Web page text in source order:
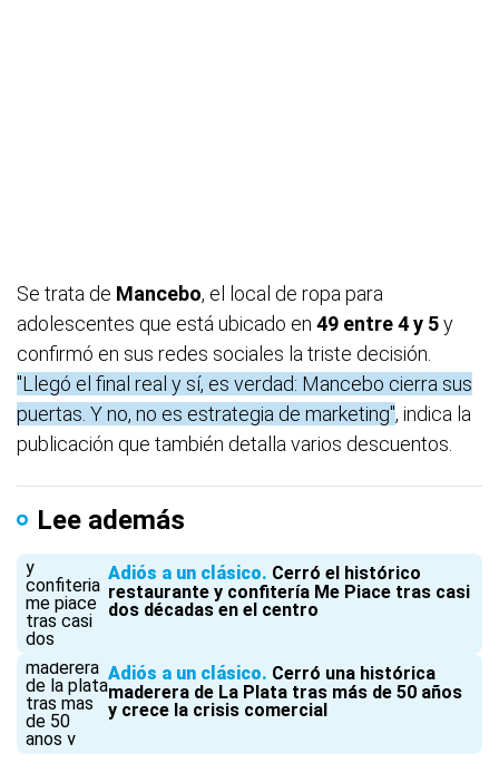
Se trata de Mancebo, el local de ropa para
adolescentes que está ubicado en 49 entre 4 y 5y
confirmó en sus redes sociales la triste decisión.
"Llegó el final real y sí, es verdad: Mancebo cierra sus
puertas. Y no, no es estrategia de marketing", indica la
publicación que también detalla varios descuentos.
Lee además
Adiós a un clásico Cerró el histórico
restaurante y confitería Me Piace tras casi
dos décadas en el centro
Adiós a un clásico Cerró una histórica
maderera de La Plata tras más de 50 años
y crece la crisis comercial